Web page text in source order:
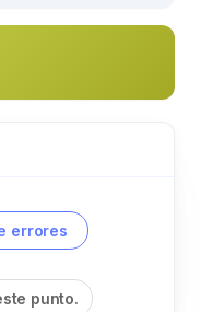
errores
punto.